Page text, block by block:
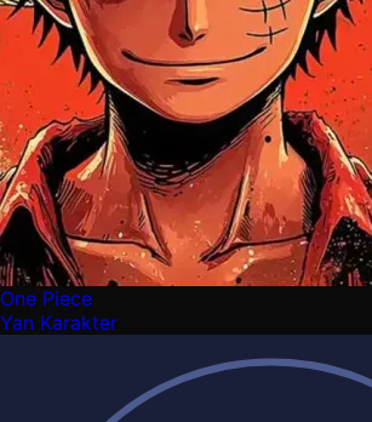
One Piece
Yan Karakter